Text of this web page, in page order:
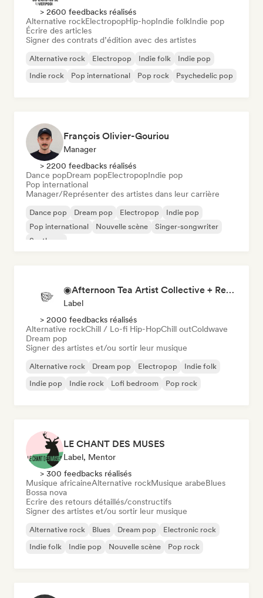
> 2600 feedbacks réalisés
Alternative rockElectropopHip-hopIndie folkIndie pop
Écrire des articles
Signer des contrats d’édition avec des artistes
Alternative rock Electropop Indie folk
Indie pop
Indie rock
Pop international Pop rock Psychedelic pop
François Olivier-Gouriou
Manager
> 2200 feedbacks réalisés
Dance popDream popElectropopIndie pop
Pop international
Manager/Représenter des artistes dans leur carrière
Dance pop Dream pop Electropop
Indie pop
Pop international
Nouvelle scène
Singer-songwriter
Synthpop
◉Afternoon Tea Artist Collective + Record Label◉
Label
> 2000 feedbacks réalisés
Alternative rockChill / Lo-fi Hip-HopChill outColdwave
Dream pop
Signer des artistes et/ou sortir leur musique
Alternative rock Dream pop Electropop
Indie folk
Indie pop
Indie rock Lofi bedroom Pop rock
LE CHANT DES MUSES
Label, Mentor
> 300 feedbacks réalisés
Musique africaineAlternative rockMusique arabeBlues
Bossa nova
Ecrire des retours détaillés/constructifs
Signer des artistes et/ou sortir leur musique
Alternative rock Blues Dream pop
Electronic rock
Indie folk
Indie pop Nouvelle scène Pop rock